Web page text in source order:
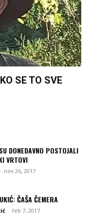
SE TO SVE
DONEDAVNO POSTOJALI
VRTOVI
- nov 26, 2017
ČAŠA ČEMERA
- feb 7, 2017